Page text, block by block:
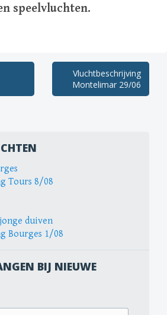
speelvluchten.
Vluchtbeschrijving
Montelimar 29/06
Tours 8/08
duiven
Bourges 1/08
BIJ NIEUWE